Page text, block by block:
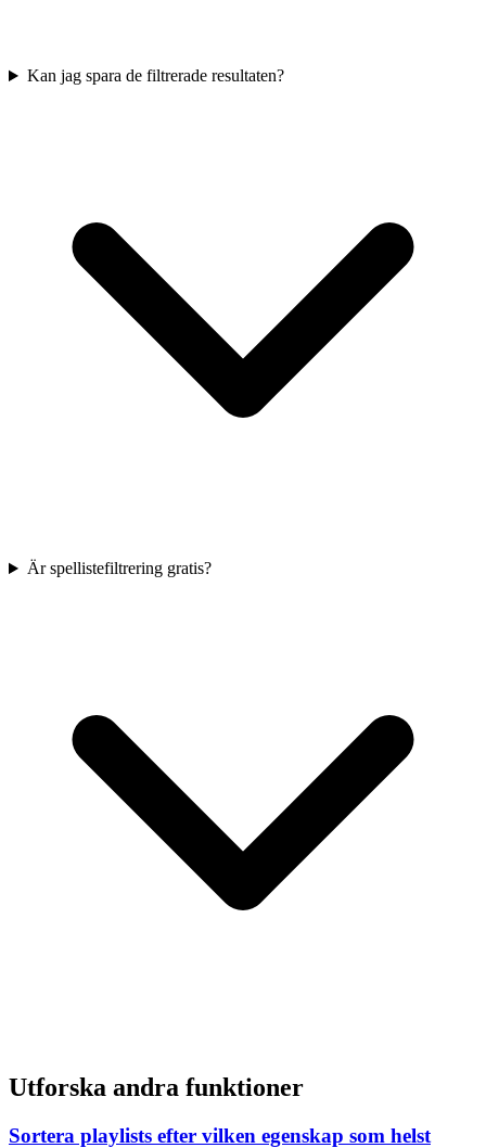
Kan jag spara de filtrerade resultaten?
Är spellistefiltrering gratis?
Utforska andra funktioner
Sortera playlists efter vilken egenskap som helst